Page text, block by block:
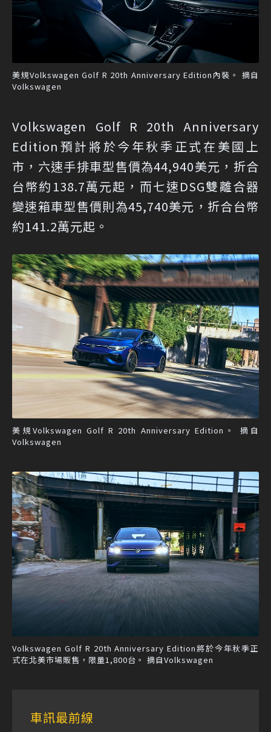
美規Volkswagen Golf R 20th Anniversary Edition內裝。 摘自
Volkswagen
Volkswagen Golf R 20th Anniversary
Edition預計將於今年秋季正式在美國上
市，六速手排車型售價為44,940美元，折合
台幣約138.7萬元起，而七速DSG雙離合器
變速箱車型售價則為45,740美元，折合台幣
約141.2萬元起。
美規Volkswagen Golf R 20th Anniversary Edition。 摘自
Volkswagen
Volkswagen Golf R 20th Anniversary Edition將於今年秋季正
式在北美市場販售，限量1,800台。 摘自Volkswagen
車訊最前線